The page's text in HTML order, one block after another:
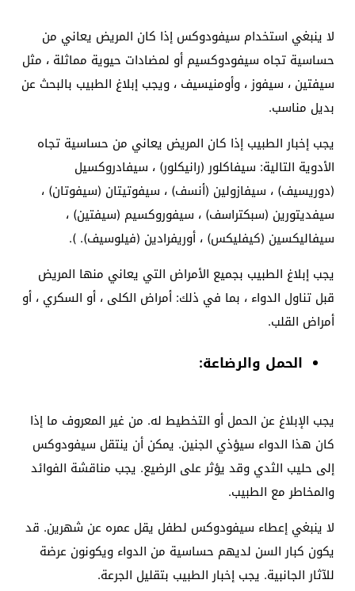
لا ينبغي استخدام سيفودوكس إذا كان المريض يعاني من
حساسية تجاه سيفودوكسيم أو لمضادات حيوية مماثلة ، مثل
سيفتين ، سيفوز ، وأومنيسيف ، ويجب إبلاغ الطبيب بالبحث عن
بديل مناسب.
يجب إخبار الطبيب إذا كان المريض يعاني من حساسية تجاه
الأدوية التالية: سيفاكلور (رانيكلور) ، سيفادروكسيل
(دوريسيف) ، سيفازولين (أنسف) ، سيفوتيتان (سيفوتان) ،
سيفديتورين (سبكتراسف) ، سيفوروكسيم (سيفتين) ،
سيفاليكسين (كيفليكس) ، أوريفرادين (فيلوسيف). ).
يجب إبلاغ الطبيب بجميع الأمراض التي يعاني منها المريض
قبل تناول الدواء ، بما في ذلك: أمراض الكلى ، أو السكري ، أو
أمراض القلب.
الحمل والرضاعة:
يجب الإبلاغ عن الحمل أو التخطيط له. من غير المعروف ما إذا
كان هذا الدواء سيؤذي الجنين. يمكن أن ينتقل سيفودوكس
إلى حليب الثدي وقد يؤثر على الرضيع. يجب مناقشة الفوائد
والمخاطر مع الطبيب.
لا ينبغي إعطاء سيفودوكس لطفل يقل عمره عن شهرين. قد
يكون كبار السن لديهم حساسية من الدواء ويكونون عرضة
للآثار الجانبية. يجب إخبار الطبيب بتقليل الجرعة.